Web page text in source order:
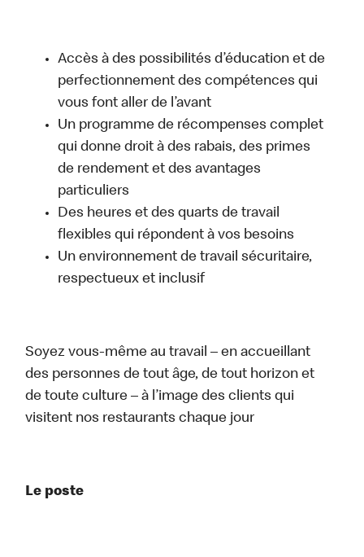
Accès à des possibilités d’éducation et de
perfectionnement des compétences qui
vous font aller de l’avant
Un programme de récompenses complet
qui donne droit à des rabais, des primes
de rendement et des avantages
particuliers
Des heures et des quarts de travail
flexibles qui répondent à vos besoins
Un environnement de travail sécuritaire,
respectueux et inclusif
Soyez vous-même au travail – en accueillant
des personnes de tout âge, de tout horizon et
de toute culture – à l’image des clients qui
visitent nos restaurants chaque jour
Le poste